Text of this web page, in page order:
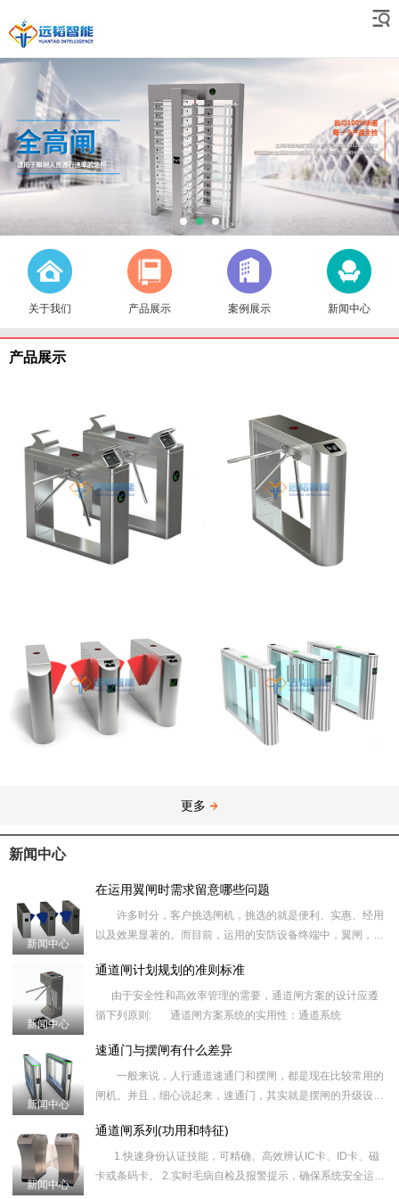
关于我们 产品展示 案例展示 新闻中心
产品展示
桥式直角指纹三辊闸
更多
新闻中心
新闻中心
在运用翼闸时需求留意哪些问题
许多时分，客户挑选闸机，挑选的就是便利、实惠、经用
以及效果显著的。而目前，运用的安防设备终端中，翼闸，是
新闻中心
通道闸计划规划的准则标准
由于安全性和高效率管理的需要，通道闸方案的设计应遵
循下列原则: 通道闸方案系统的实用性：通道系统
新闻中心
速通门与摆闸有什么差异
一般来说，人行通道速通门和摆闸，都是现在比较常用的
闸机。并且，细心说起来，速通门，其实就是摆闸的升级设
新闻中心
通道闸系列(功用和特征)
1.快速身份认证技能，可精确、高效辨认IC卡、ID卡、磁
卡或条码卡。 2.实时毛病自检及报警提示，确保系统安全运